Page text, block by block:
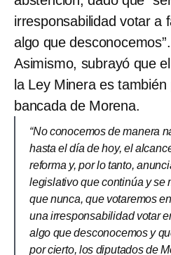
irresponsabilidad votar a
algo que desconocemos”.
Asimismo, subrayó que
la Ley Minera es
bancada de Morena.
“No conocemos de manera
hasta el día de hoy, el
reforma y, por lo tanto,
legislativo que continúa y se
que nunca, que votaremos
una irresponsabilidad votar
algo que desconocemos y
por cierto, los diputados de